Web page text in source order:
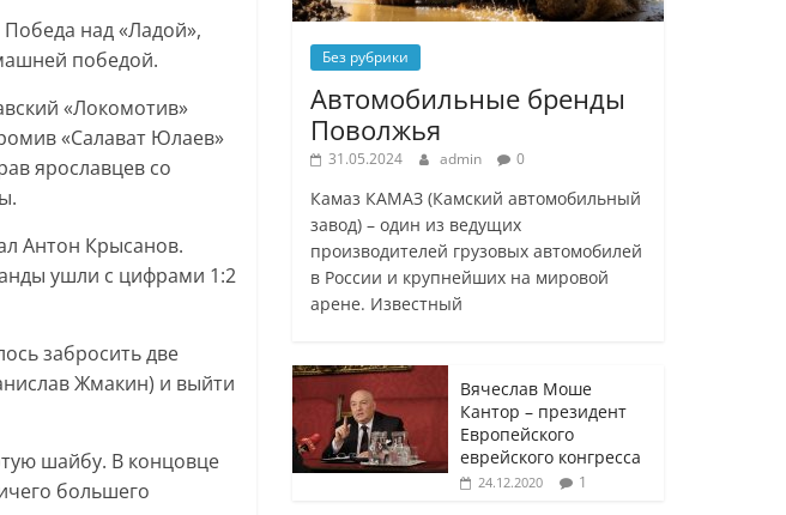
над «Ладой»,
победой.
«Локомотив»
«Салават Юлаев»
ярославцев со
Антон Крысанов.
ушли с цифрами 1:2
забросить две
Жмакин) и выйти
шайбу. В концовце
большего
Без рубрики
Автомобильные бренды
Поволжья
31.05.2024 admin 0
Камаз КАМАЗ (Камский автомобильный
завод) – один из ведущих
производителей грузовых автомобилей
в России и крупнейших на мировой
арене. Известный
Вячеслав Моше
Кантор – президент
Европейского
еврейского конгресса
24.12.2020 1